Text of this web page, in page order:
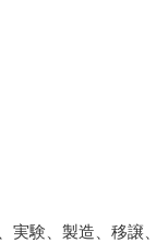
実験、製造、移譲